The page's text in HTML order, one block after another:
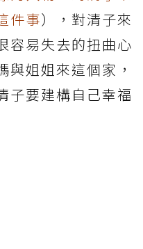
件事），對清子來
容易失去的扭曲心
與姐姐來這個家，
子要建構自己幸福